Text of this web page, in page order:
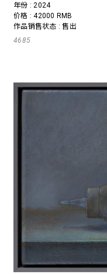
年份 : 2024
价格 : 42000 RMB
作品销售状态 : 售出
4685